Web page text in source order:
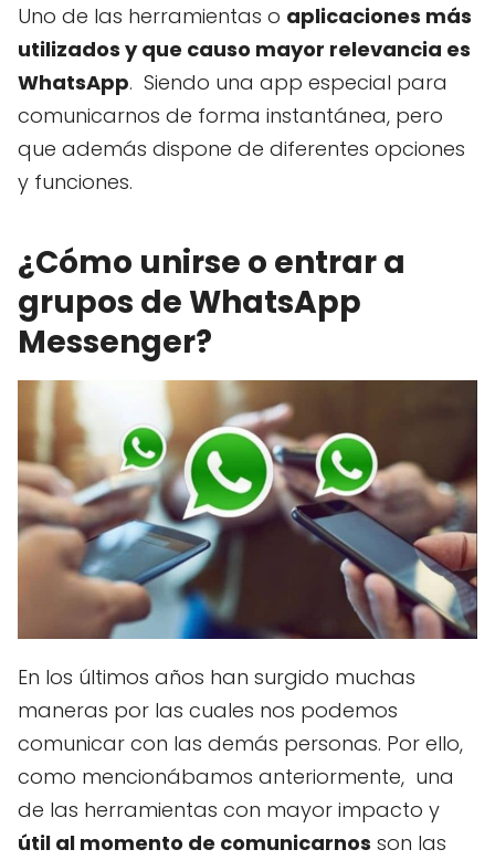
Uno de las herramientas o aplicaciones más
utilizados y que causo mayor relevancia es
WhatsApp. Siendo una app especial para
comunicarnos de forma instantánea, pero
que además dispone de diferentes opciones
y funciones.
¿Cómo unirse o entrar a
grupos de WhatsApp
Messenger?
En los últimos años han surgido muchas
maneras por las cuales nos podemos
comunicar con las demás personas. Por ello,
como mencionábamos anteriormente, una
de las herramientas con mayor impacto y
útil al momento de comunicarnos son las